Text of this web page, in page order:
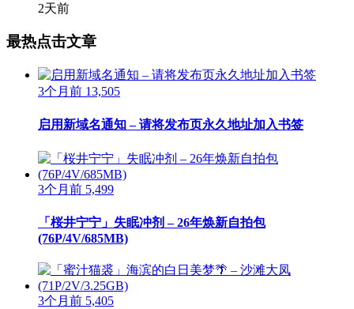
2天前
最热点击文章
3个月前 13,505
启用新域名通知 – 请将发布页永久地址加入书签
3个月前 5,499
「桜井宁宁」失眠冲剂 – 26年焕新自拍包
(76P/4V/685MB)
3个月前 5,405